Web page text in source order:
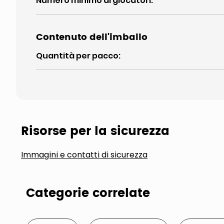
Contenuto dell'imballo
Quantità per pacco:
Risorse per la sicurezza
Immagini e contatti di sicurezza
Categorie correlate